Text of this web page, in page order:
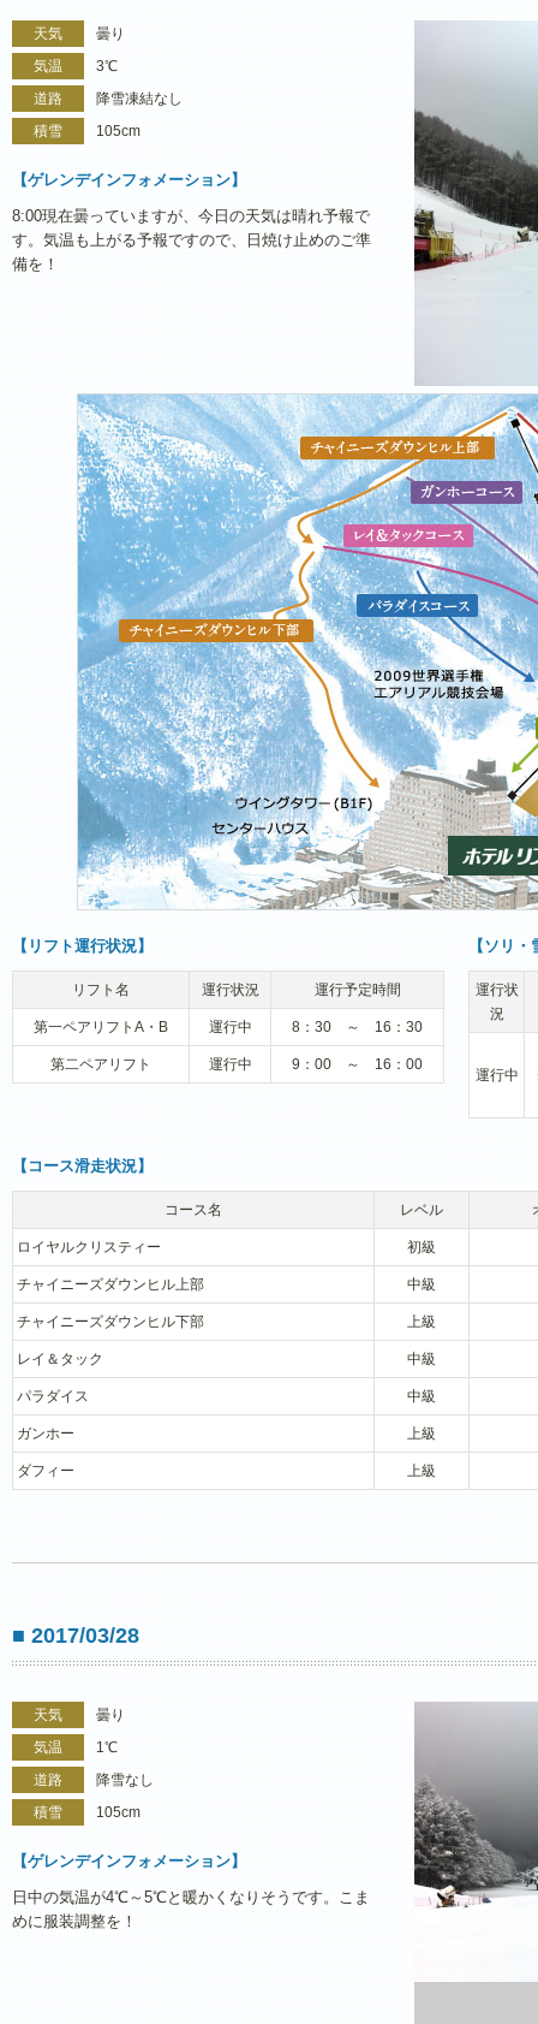
天気
曇り
気温
3℃
道路
降雪凍結なし
積雪
105cm
【ゲレンデインフォメーション】
8:00現在曇っていますが、今日の天気は晴れ予報で
す。気温も上がる予報ですので、日焼け止めのご準
備を！
【リフト運行状況】
リフト名 運行状況 運行予定時間
第一ペアリフトA・B 運行中 8：30 ～ 16：30
第二ペアリフト 運行中 9：00 ～ 16：00
【ソリ
運行状
況
運行中
【コース滑走状況】
コース名 レベル
ロイヤルクリスティー 初級
チャイニーズダウンヒル上部 中級
チャイニーズダウンヒル下部 上級
レイ＆タック 中級
パラダイス 中級
ガンホー 上級
ダフィー 上級
■ 2017/03/28
天気
曇り
気温
1℃
道路
降雪なし
積雪
105cm
【ゲレンデインフォメーション】
日中の気温が4℃～5℃と暖かくなりそうです。こま
めに服装調整を！